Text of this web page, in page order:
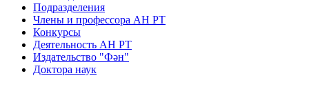
Подразделения
Члены и профессора АН РТ
Конкурсы
Деятельность АН РТ
Издательство "Фән"
Доктора наук